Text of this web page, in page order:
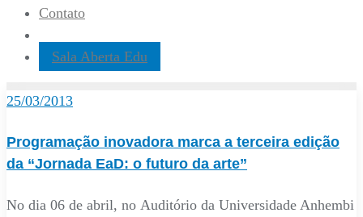
Contato
Sala Aberta Edu
25/03/2013
Programação inovadora marca a terceira edição
da “Jornada EaD: o futuro da arte”
No dia 06 de abril, no Auditório da Universidade Anhembi